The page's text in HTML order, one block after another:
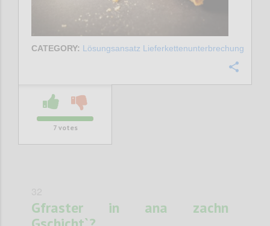
CATEGORY: Lösungsansatz Lieferkettenunterbrechung
7votes
Gfraster in ana zachn